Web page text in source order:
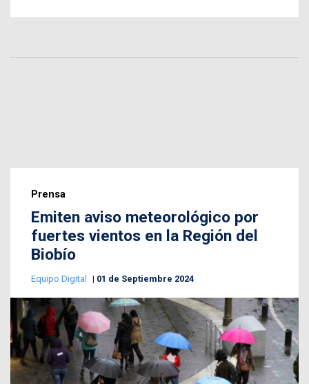
Prensa
Emiten aviso meteorológico por
fuertes vientos en la Región del
Biobío
Equipo Digital 01 de Septiembre 2024